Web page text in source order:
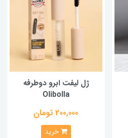
ژل لیفت ابرو دوطرفه
Olibolla
200,000 تومان
خرید